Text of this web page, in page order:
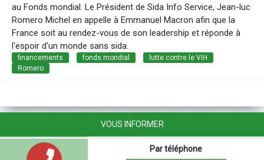
au Fonds mondial. Le Président de Sida Info Service, Jean-luc
Romero Michel en appelle à Emmanuel Macron afin que la
France soit au rendez-vous de son leadership et réponde à
l'espoir d'un monde sans sida.
financements fonds mondial
lutte contre le VIH
Romero
VOUS INFORMER
Par téléphone